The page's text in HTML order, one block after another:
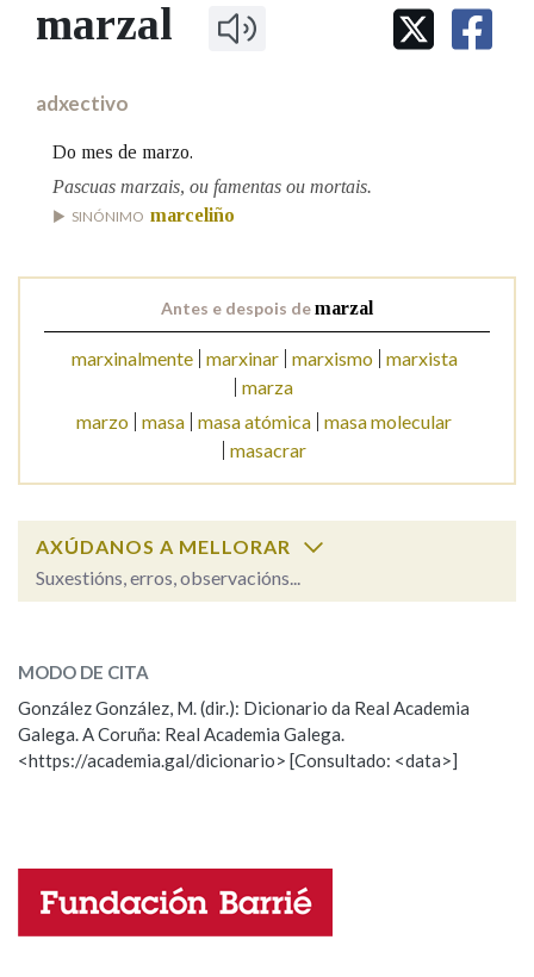
IDENTIDADE CORPORATIVA
MARCIAL DEL ADALID
FIGURAS HOMENAXEADAS
PORTAL DAS PALABRAS
Facebook
TwitterYoutubeInstagramBluesky
BUSCAR NOS LEMAS
BUSCAR NO CONTIDO
Nas definicións
Na fraseoloxía
OUTRAS OPCIÓNS DE BUSCA
Marcas gramaticais
marzal
adxectivo
Do mes de marzo.
Pascuas marzais, ou famentas ou mortais.
SINÓNIMO marceliño
Antes e despois demarzal
marxinalmente marxinar marxismo
marxista
marza
marzo masa masa atómica masa molecular
masacrar
AXÚDANOS A MELLORAR
Suxestións, erros, observacións...
ESCOLLE UNHA OPCIÓN:
Observación Hai un erro na palabra
Propoño mellorar a definición
Nome
MODO DE CITA
González González, M. (dir.): Dicionario da Real Academia
Galega. A Coruña: Real Academia Galega.
<https://academia.gal/dicionario> [Consultado: <data>]